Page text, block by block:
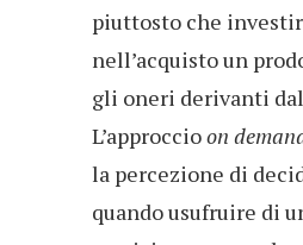
piuttosto che
nell’acquisto un
gli oneri derivanti dal
L’approccioon
la percezione di
quando usufruire di